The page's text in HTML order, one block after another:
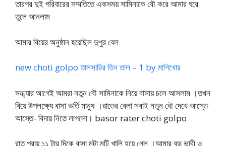
তারপর দুই পরিবারের সম্মতিতে একসময় সামিনাকে বৌ করে আমার ঘরে
তুলে আনলাম
আমার বিয়ের অনুষ্ঠান হয়েছিল দুপুর বেল
new choti golpo তালসারির তিন তাল – 1 by মাগিখোর
সন্ধ্যার আগেই আমরা নতুন বৌ সামিনাকে নিয়ে বাসায় চলে আসলাম ।তখন
বিয়ে উপলক্ষ্যে বাসা ভর্তি মানুষ ।রাতের বেলা সবাই নতুন বৌ দেখে আস্তে
আস্তে- বিদায় নিতে লাগলো। basor rater choti golpo
রাত প্রায় ১১ টার দিকে বাসা মুটা মুটি খালি হয়ে গেল ।আমার বড় ভাবী ও